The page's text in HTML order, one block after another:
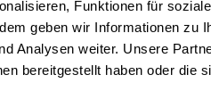
Funktionen für
geben wir Informationen zu
Analysen weiter. Unsere
bereitgestellt haben oder die